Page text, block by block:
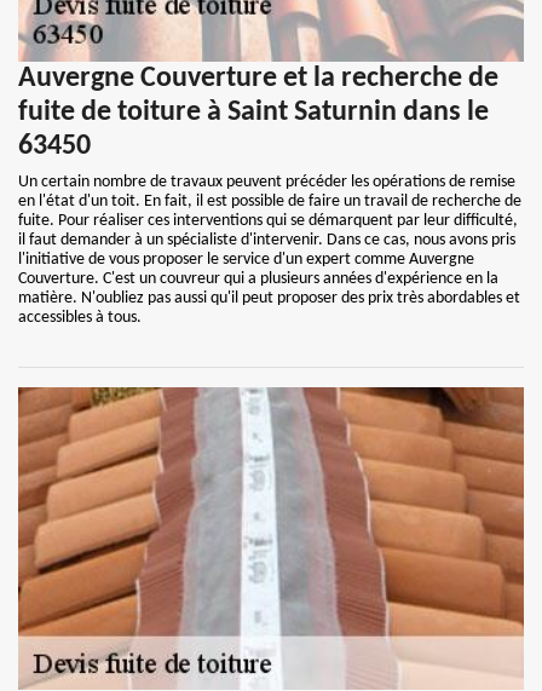
Auvergne Couverture et la recherche de
fuite de toiture à Saint Saturnin dans le
63450
Un certain nombre de travaux peuvent précéder les opérations de remise
en l'état d'un toit. En fait, il est possible de faire un travail de recherche de
fuite. Pour réaliser ces interventions qui se démarquent par leur difficulté,
il faut demander à un spécialiste d'intervenir. Dans ce cas, nous avons pris
l'initiative de vous proposer le service d'un expert comme Auvergne
Couverture. C'est un couvreur qui a plusieurs années d'expérience en la
matière. N'oubliez pas aussi qu'il peut proposer des prix très abordables et
accessibles à tous.